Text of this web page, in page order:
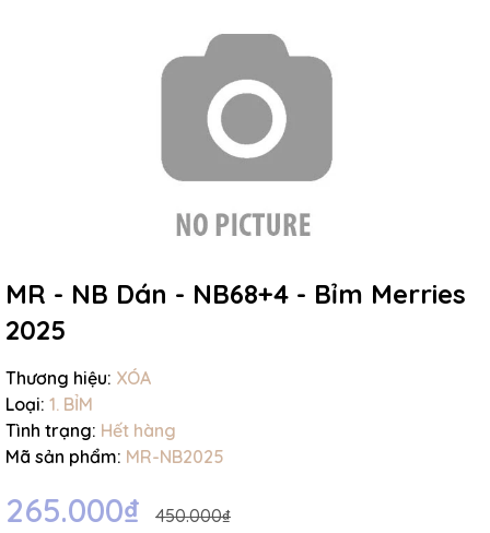
MR - NB Dán - NB68+4 - Bỉm Merries
2025
Thương hiệu: XÓA
Loại: 1. BỈM
Tình trạng: Hết hàng
Mã sản phẩm: MR-NB2025
265.000₫ 450.000₫